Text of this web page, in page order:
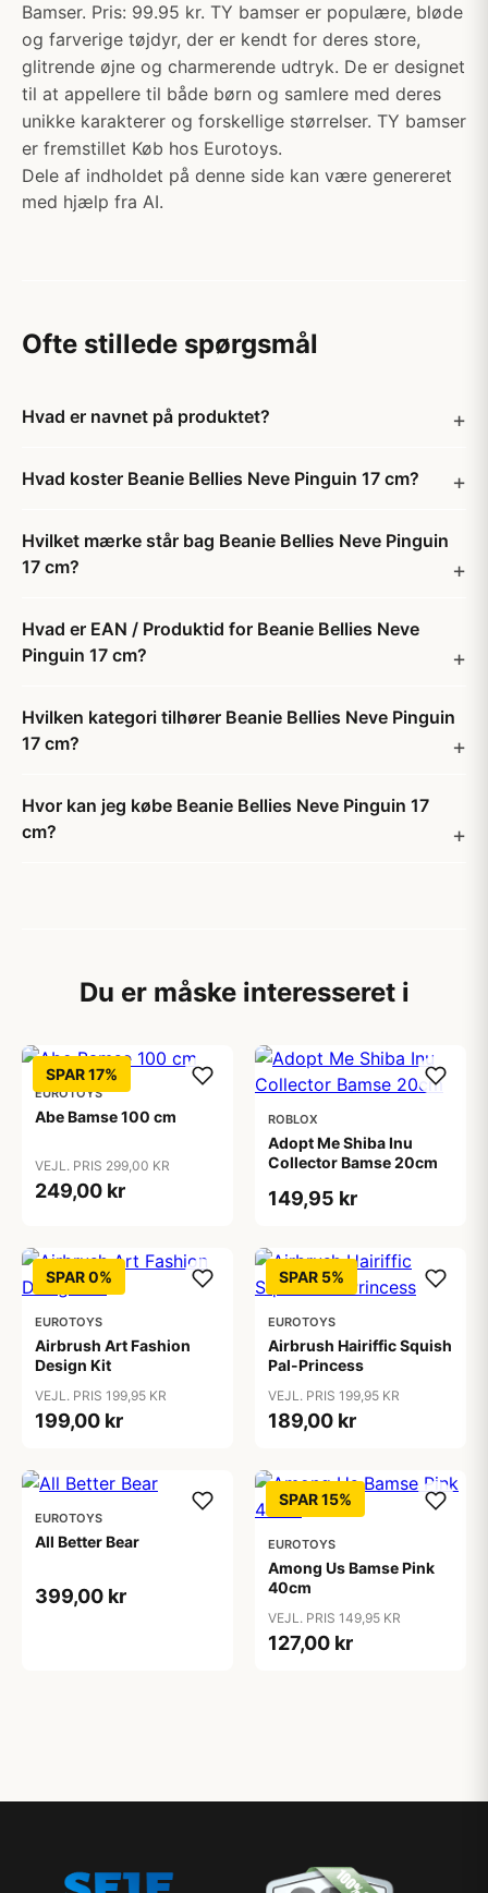
Bamser. Pris: 99.95 kr. TY bamser er populære, bløde
og farverige tøjdyr, der er kendt for deres store,
glitrende øjne og charmerende udtryk. De er designet
til at appellere til både børn og samlere med deres
unikke karakterer og forskellige størrelser. TY bamser
er fremstillet Køb hos Eurotoys.
Dele af indholdet på denne side kan være genereret
med hjælp fra AI.
Ofte stillede spørgsmål
Hvad er navnet på produktet?
Hvad koster Beanie Bellies Neve Pinguin 17 cm?
Hvilket mærke står bag Beanie Bellies Neve Pinguin
17 cm?
Hvad er EAN / Produktid for Beanie Bellies Neve
Pinguin 17 cm?
Hvilken kategori tilhører Beanie Bellies Neve Pinguin
17 cm?
Hvor kan jeg købe Beanie Bellies Neve Pinguin 17
cm?
Du er måske interesseret i
SPAR 17%
EUROTOYS
Abe Bamse 100 cm
VEJL. PRIS 299,00 KR
249,00 kr
ROBLOX
Adopt Me Shiba Inu
Collector Bamse 20cm
149,95 kr
SPAR 0%
EUROTOYS
Airbrush Art Fashion
Design Kit
VEJL. PRIS 199,95 KR
199,00 kr
SPAR 5%
EUROTOYS
Airbrush Hairiffic Squish
Pal-Princess
VEJL. PRIS 199,95 KR
189,00 kr
EUROTOYS
All Better Bear
399,00 kr
SPAR 15%
EUROTOYS
Among Us Bamse Pink
40cm
VEJL. PRIS 149,95 KR
127,00 kr